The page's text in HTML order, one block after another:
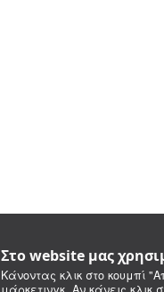
Στο website μας
Κάνοντας κλικ στο κουμπί